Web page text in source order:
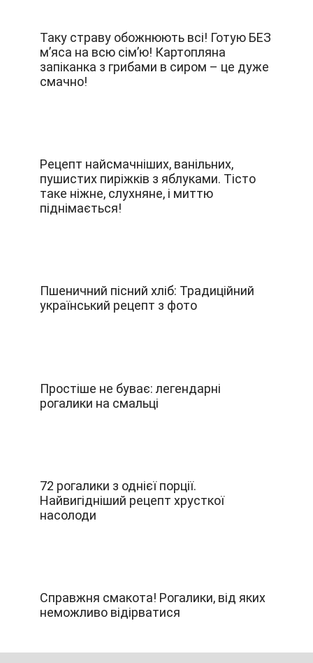
Таку страву обожнюють всі! Готую БЕЗ
м’яса на всю сім’ю! Картопляна
запіканка з грибами в сиром – це дуже
смачно!
Рецепт найсмачніших, ванільних,
пушистих пиріжків з яблуками. Тісто
таке ніжне, слухняне, і миттю
піднімається!
Пшеничний пісний хліб: Традиційний
український рецепт з фото
Простіше не буває: легендарні
рогалики на смальці
72 рогалики з однієї порції.
Найвигідніший рецепт хрусткої
насолоди
Справжня смакота! Рогалики, від яких
неможливо відірватися